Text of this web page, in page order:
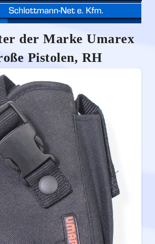
der Marke Umarex
Pistolen, RH